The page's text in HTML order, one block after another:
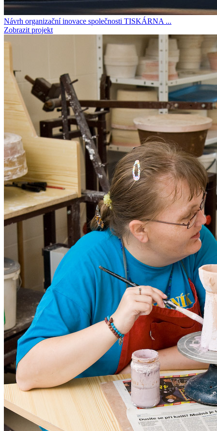
Návrh organizační inovace společnosti TISKÁRNA ...
Zobrazit projekt